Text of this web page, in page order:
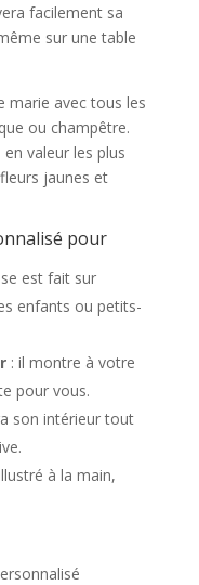
facilement sa
sur une table
marie avec tous les
ou champêtre.
valeur les plus
jaunes et
pour
est fait sur
enfants ou petits-
: il montre à votre
pour vous.
son intérieur tout
à la main,